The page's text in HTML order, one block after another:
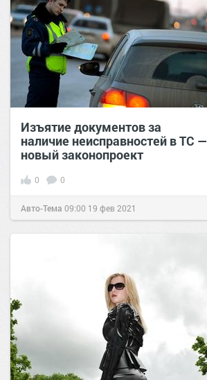
Изъятие документов за
наличие неисправностей в ТС —
новый законопроект
0 0
Авто-Тема 09:00 19 фев 2021